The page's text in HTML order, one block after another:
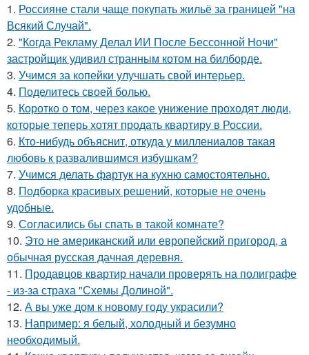
1. Россияне стали чаще покупать жильё за границей "на
Всякий Случай".
2. "Когда Рекламу Делал ИИ После Бессонной Ночи"
застройщик удивил странным котом на билборде.
3. Учимся за копейки улучшать свой интерьер.
4. Поделитесь своей болью.
5. Коротко о том, через какое унижение проходят люди,
которые теперь хотят продать квартиру в России.
6. Кто-нибудь объяснит, откуда у миллениалов такая
любовь к развалившимся избушкам?
7. Учимся делать фартук на кухню самостоятельно.
8. Подборка красивых решений, которые не очень
удобные.
9. Согласились бы спать в такой комнате?
10. Это не американский или европейский пригород, а
обычная русская дачная деревня.
11. Продавцов квартир начали проверять на полиграфе
- из-за страха "Схемы Долиной".
12. А вы уже дом к новому году украсили?
13. Например: я белый, холодный и безумно
необходимый.